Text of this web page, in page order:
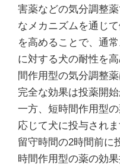
害薬などの気分調整
なメカニズムを通じ
を高めることで、通
に対する犬の耐性を
間作用型の気分調整
完全な効果は投薬開
一方、短時間作用型
応じて犬に投与され
留守時間の2時間前に
時間作用型の薬の効